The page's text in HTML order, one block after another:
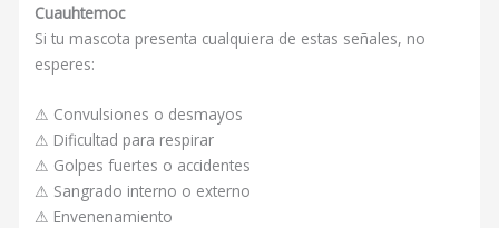
Cuauhtemoc
Si tu mascota presenta cualquiera de estas señales, no
esperes:
⚠ Convulsiones o desmayos
⚠ Dificultad para respirar
⚠ Golpes fuertes o accidentes
⚠ Sangrado interno o externo
⚠ Envenenamiento